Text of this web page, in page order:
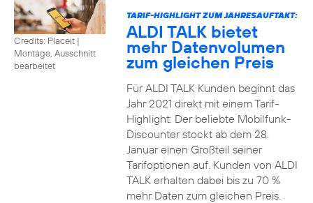
Credits: Placeit |
Montage, Ausschnitt
bearbeitet
TARIF-HIGHLIGHT ZUM JAHRESAUFTAKT:
ALDI TALK bietet
mehr Datenvolumen
zum gleichen Preis
Für ALDI TALK Kunden beginnt das
Jahr 2021 direkt mit einem Tarif-
Highlight: Der beliebte Mobilfunk-
Discounter stockt ab dem 28.
Januar einen Großteil seiner
Tarifoptionen auf. Kunden von ALDI
TALK erhalten dabei bis zu 70 %
mehr Daten zum gleichen Preis.